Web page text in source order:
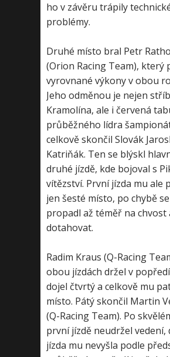
ho v závěru trápily
problémy.
Druhé místo bral Petr
(Orion Racing Team), který
vyrovnané výkony v obou
Jeho odměnou je nejen
Kramolína, ale i červená
průběžného lídra
celkově skončil Slovák
Katriňák. Ten se blýskl
druhé jízdě, kde bojoval s
vítězství. První jízda mu ale
jen šesté místo, po chybě
propadl až téměř na chvost
dotahovat.
Radim Kraus (Q-Racing
obou jízdách držel v
dojel čtvrtý a celkově mu
místo. Pátý skončil Martin
(Q-Racing Team). Po
první jízdě neudržel vedení,
jízda mu nevyšla podle